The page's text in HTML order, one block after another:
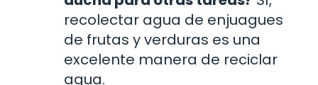
recolectar agua de enjuagues
de frutas y verduras es una
excelente manera de reciclar
agua.